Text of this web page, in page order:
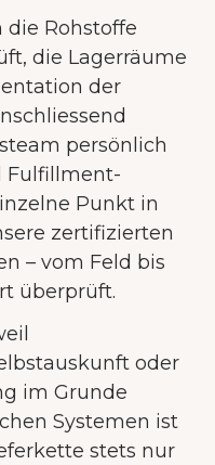
die Rohstoffe
die Lagerräume
der
persönlich
Fulfillment-
Punkt in
zertifizierten
– vom Feld bis
überprüft.
oder
im Grunde
Systemen ist
stets nur